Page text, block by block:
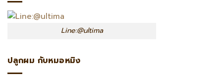
Line:@ultima
ปลูกผม กับหมอหมิง